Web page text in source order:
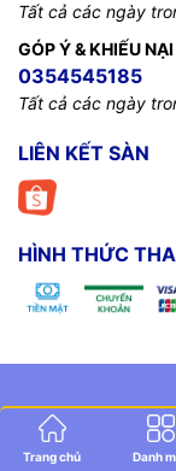
Tất cả các ngày
GÓP Ý & KHIẾU
0354545185
Tất cả các ngày
LIÊN KẾT SÀN
HÌNH THỨC
Trang chủ Danh